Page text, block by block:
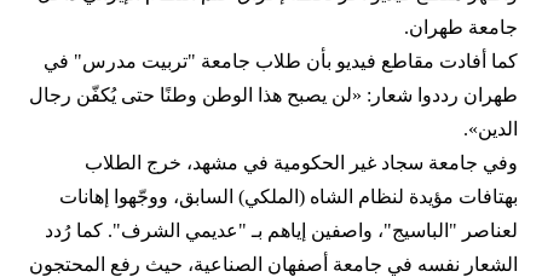
جامعة طهران.
كما أفادت مقاطع فيديو بأن طلاب جامعة "تربيت مدرس" في
طهران رددوا شعار: «لن يصبح هذا الوطن وطنًا حتى يُكفّن رجال
الدين».
وفي جامعة سجاد غير الحكومية في مشهد، خرج الطلاب
بهتافات مؤيدة لنظام الشاه (الملكي) السابق، ووجّهوا إهانات
لعناصر "الباسيج"، واصفين إياهم بـ "عديمي الشرف". كما رُدد
الشعار نفسه في جامعة أصفهان الصناعية، حيث رفع المحتجون